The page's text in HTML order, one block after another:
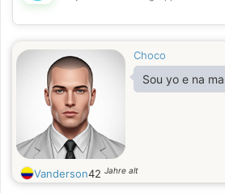
💕
Choco
Sou yo e na
Vanderson42 Jahre alt